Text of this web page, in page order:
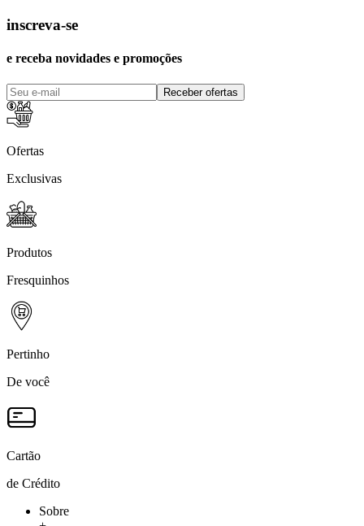
inscreva-se
e receba novidades e promoções
Receber ofertas
Ofertas
Exclusivas
Produtos
Fresquinhos
Pertinho
De você
Cartão
de Crédito
Sobre